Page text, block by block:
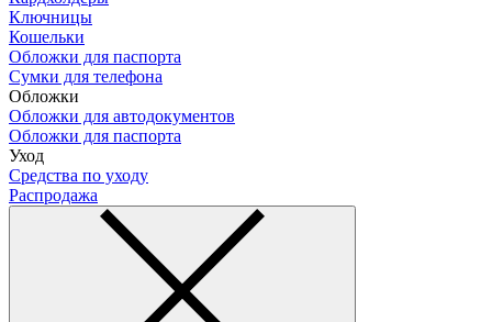
Ключницы
Кошельки
Обложки для паспорта
Сумки для телефона
Обложки
Обложки для автодокументов
Обложки для паспорта
Уход
Средства по уходу
Распродажа